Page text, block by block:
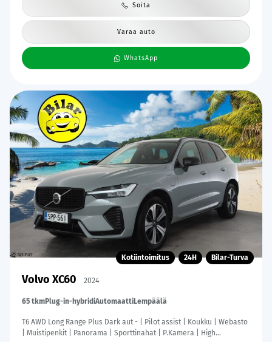
Soita
Varaa auto
WhatsApp
Kotiintoimitus 24H Bilar-Turva
Volvo XC60 2024
65 tkmPlug-in-hybridiAutomaattiLempäälä
T6 AWD Long Range Plus Dark aut - | Pilot assist | Koukku | Webasto
| Muistipenkit | Panorama | Sporttinahat | P.Kamera | High